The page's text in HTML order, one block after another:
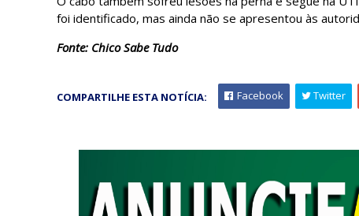
foi identificado, mas ainda não se apresentou às
Fonte: Chico Sabe Tudo
COMPARTILHE ESTA NOTÍCIA: Facebook Twitter